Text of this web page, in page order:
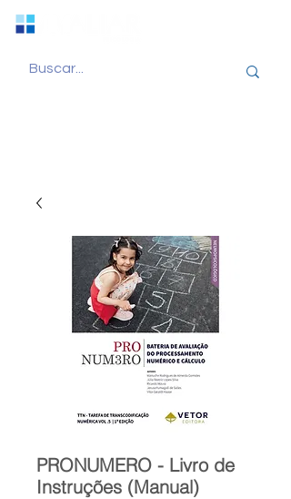
PRONUMERO - Livro de
Instruções (Manual)